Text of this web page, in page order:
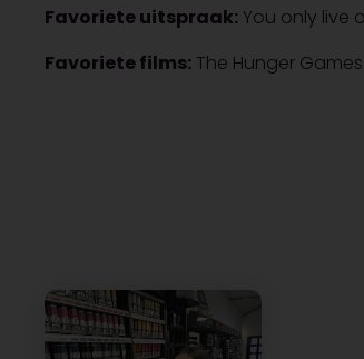
Favoriete uitspraak: You only live
Favoriete films: The Hunger